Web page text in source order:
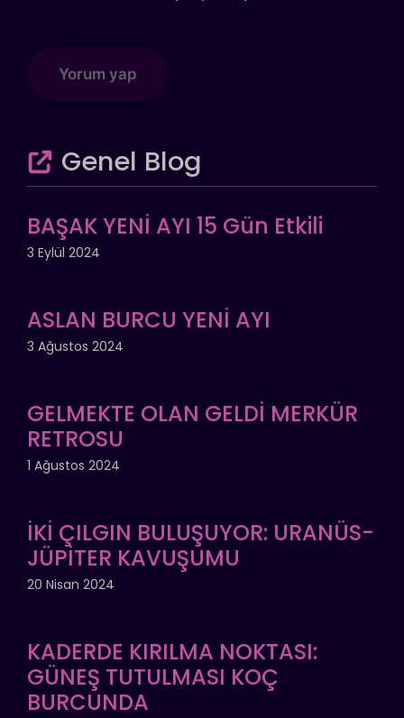
Genel Blog
BAŞAK YENİ AYI 15 Gün Etkili
3 Eylül 2024
ASLAN BURCU YENİ AYI
3 Ağustos 2024
GELMEKTE OLAN GELDİ MERKÜR
RETROSU
1 Ağustos 2024
İKİ ÇILGIN BULUŞUYOR: URANÜS-
JÜPİTER KAVUŞUMU
20 Nisan 2024
KADERDE KIRILMA NOKTASI:
GÜNEŞ TUTULMASI KOÇ
BURCUNDA